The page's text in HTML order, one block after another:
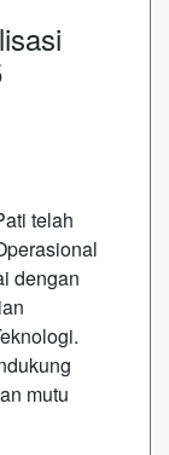
telah
dengan
mutu